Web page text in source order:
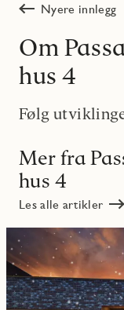
Nyere innlegg
Om
hus 4
Følg
Mer fra
hus 4
Les alle artikler